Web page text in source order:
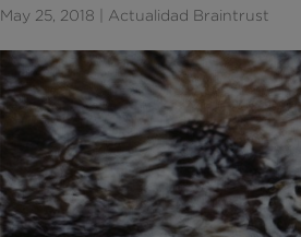
May 25, 2018 Actualidad Braintrust